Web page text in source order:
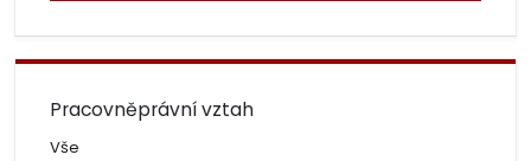
Pracovněprávní vztah
Vše